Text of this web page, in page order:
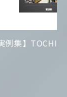
実例集】